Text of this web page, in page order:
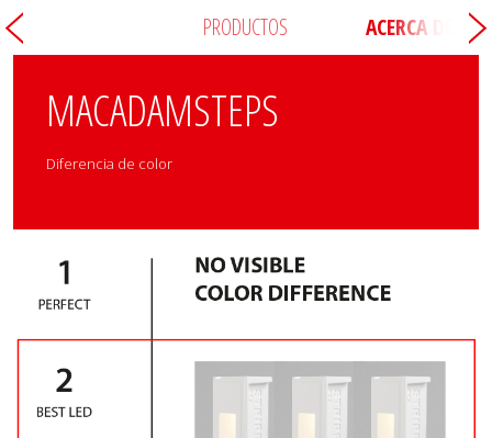
PRODUCTOS ACERCA DE
MACADAMSTEPS
Diferencia de color